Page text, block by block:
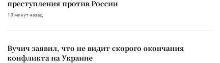
преступления против России
15 минут назад
Вучич заявил, что не видит скорого окончания
конфликта на Украине